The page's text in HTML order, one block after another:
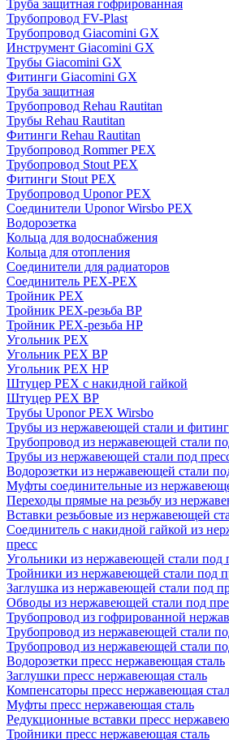
Труба защитная гофрированная
Трубопровод FV-Plast
Трубопровод Giacomini GX
Инструмент Giacomini GX
Трубы Giacomini GX
Фитинги Giacomini GX
Труба защитная
Трубопровод Rehau Rautitan
Трубы Rehau Rautitan
Фитинги Rehau Rautitan
Трубопровод Rommer PEX
Трубопровод Stout PEX
Фитинги Stout PEX
Трубопровод Uponor PEX
Соединители Uponor Wirsbo PEX
Водорозетка
Кольца для водоснабжения
Кольца для отопления
Соединители для радиаторов
Соединитель PEX-PEX
Тройник PEX
Тройник PEX-резьба ВР
Тройник PEX-резьба НР
Угольник PEX
Угольник PEX ВР
Угольник PEX НР
Штуцер PEX c накидной гайкой
Штуцер PEX ВР
Трубы Uponor PEX Wirsbo
Трубы из нержавеющей стали и
Трубопровод из нержавеющей стали
Трубы из нержавеющей стали под
Водорозетки из нержавеющей стали
Муфты соединительные из
Переходы прямые на резьбу из
Вставки резьбовые из нержавеющей
Соединитель с накидной гайкой из
пресс
Угольники из нержавеющей стали под
Тройники из нержавеющей стали под
Заглушка из нержавеющей стали под
Обводы из нержавеющей стали под
Трубопровод из гофрированной
Трубопровод из нержавеющей стали
Трубопровод из нержавеющей стали
Водорозетки пресс нержавеющая сталь
Заглушки пресс нержавеющая сталь
Компенсаторы пресс нержавеющая
Муфты пресс нержавеющая сталь
Редукционные вставки пресс
Тройники пресс нержавеющая сталь